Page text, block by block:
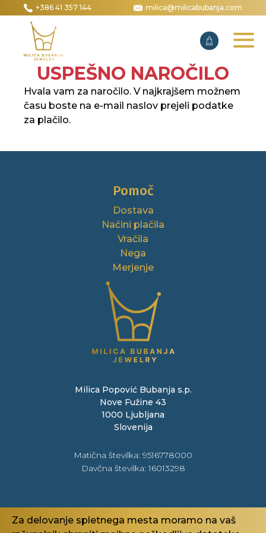
+386 41 357 144 milica@milicabubanja.com
USPEŠNO NAROČILO
Hvala vam za naročilo. V najkrajšem možnem
času boste na e-mail naslov prejeli podatke
za plačilo.
Za delovanje spletnega mesta moramo na vaš
Pomoč
Dostava
Načini plačila
Vračila
Nega
Merjenje
Milica Popović Bubanja s.p.
Nove Fužine 43
1000 Ljubljana
Slovenija
Matična številka: 9516778000
Davčna številka: 16013298
Pravno